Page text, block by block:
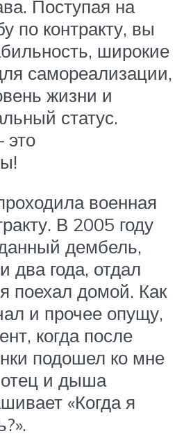
Поступая на
по контракту, вы
широкие
самореализации,
жизни и
статус.
это
военная
В 2005 году
дембель,
два года, отдал
поехал домой. Как
и прочее опущу,
когда после
подошел ко мне
и дыша
«Когда я